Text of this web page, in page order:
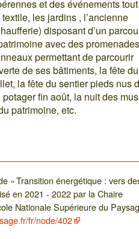
et des événements
les jardins , l’ancienne
disposant d’un
avec des promenades
permettant de parcourir
de ses bâtiments, la fête du
la fête du sentier pieds nus
fin août, la nuit des
patrimoine, etc.
« Transition énergétique : vers
en 2021 - 2022 par la Chaire
Nationale Supérieure du
fr/node/402